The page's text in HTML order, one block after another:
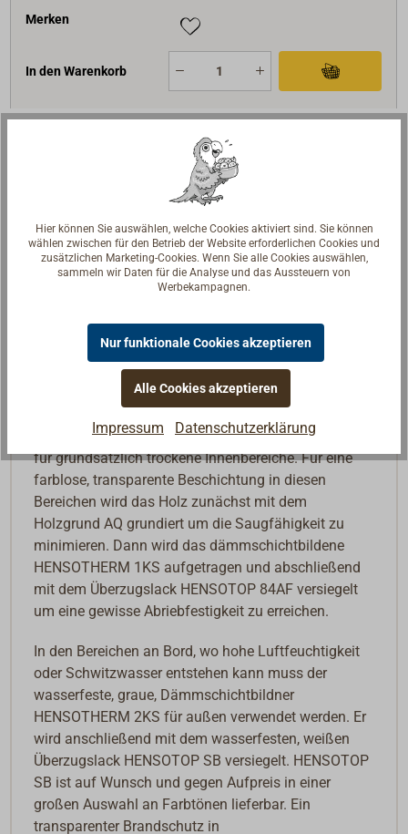
Merken
In den Warenkorb
Die HENSOTHERM-Brandschutzfarbe ist eine
dämmschichtbildene Beschichtung für Holz nach
DIN 4102 Teil1. Unter Hitzeeinwirkung bildet sie eine
wärmedämmende Schaumschicht auf gefährdeten
der Pantry von hölzernen Yachten und
Traditionsschiffen. HENSOTHERM ist bereits auf
zahlreichen Traditionsschiffen als
Brandschutzsystem anerkannt.
HENSOTHERM 1KS ist farblos und eignet sich nur
für grundsätzlich trockene Innenbereiche. Für eine
farblose, transparente Beschichtung in diesen
Bereichen wird das Holz zunächst mit dem
Holzgrund AQ grundiert um die Saugfähigkeit zu
minimieren. Dann wird das dämmschichtbildene
HENSOTHERM 1KS aufgetragen und abschließend
mit dem Überzugslack HENSOTOP 84AF versiegelt
um eine gewisse Abriebfestigkeit zu erreichen.
In den Bereichen an Bord, wo hohe Luftfeuchtigkeit
oder Schwitzwasser entstehen kann muss der
wasserfeste, graue, Dämmschichtbildner
HENSOTHERM 2KS für außen verwendet werden. Er
wird anschließend mit dem wasserfesten, weißen
Überzugslack HENSOTOP SB versiegelt. HENSOTOP
SB ist auf Wunsch und gegen Aufpreis in einer
großen Auswahl an Farbtönen lieferbar. Ein
transparenter Brandschutz in
Hier können Sie auswählen, welche Cookies aktiviert sind. Sie können
wählen zwischen für den Betrieb der Website erforderlichen Cookies und
zusätzlichen Marketing-Cookies. Wenn Sie alle Cookies auswählen,
sammeln wir Daten für die Analyse und das Aussteuern von
Werbekampagnen.
Nur funktionale Cookies akzeptieren
Alle Cookies akzeptieren
Impressum Datenschutzerklärung